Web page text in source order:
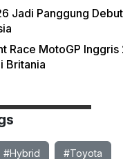
Jadi Panggung
Race MotoGP
Britania
#Hybrid #Toyota